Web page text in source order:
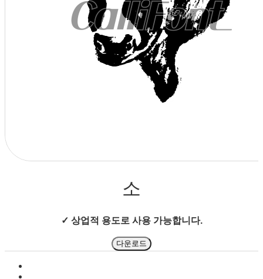
장바구니에 상품이 없습니다.
상점으로 돌아가기
소
✓ 상업적 용도로 사용 가능합니다.
다운로드